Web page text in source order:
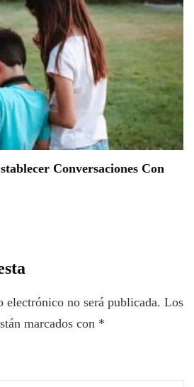
Conversaciones Con
electrónico no será publicada. Los
marcados con *